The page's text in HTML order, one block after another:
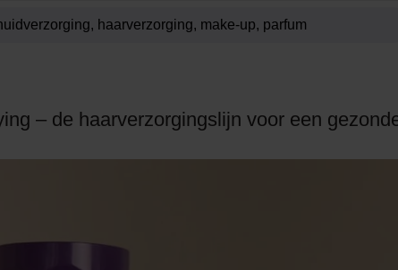
– de haarverzorgingslijn voor een